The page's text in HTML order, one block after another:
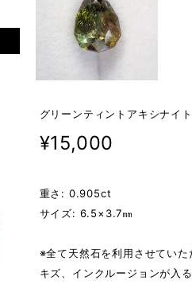
グリーンティントアキシナイ
¥15,000
重さ: 0.905ct
サイズ: 6.5×3.7㎜
※全て天然石を利用させていた
キズ、インクルージョンが入